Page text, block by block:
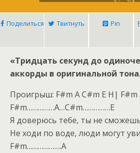
Поделиться Твитнуть Pin
«Тридцать секунд до
аккорды в оригинальной
Проигрыш: F#m A C#m E H| F#m
F#m……………A…C#m……………E
Я доверюсь тебе, ты не
Не ходи по воде, люди могут
F#m……………….A